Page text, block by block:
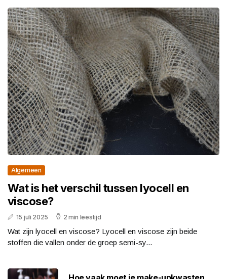
Algemeen
Wat is het verschil tussen lyocell en
viscose?
15 juli 2025 2 min leestijd
Wat zijn lyocell en viscose? Lyocell en viscose zijn beide
stoffen die vallen onder de groep semi-sy...